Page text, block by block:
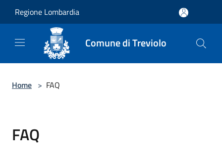
Regione Lombardia
Comune di Treviolo
Home > FAQ
FAQ